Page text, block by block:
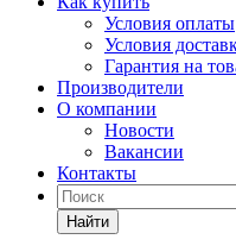
Условия оплаты
Условия
Гарантия на
Производители
О компании
Новости
Вакансии
Контакты
Найти